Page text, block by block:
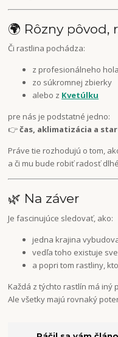
🌍 Rôzny pôvod,
Či rastlina pochádza:
z profesionálneho
zo súkromnej zbierky
alebo z Kvetúlku
pre nás je podstatné jedno:
👉čas, aklimatizácia a
Práve tie rozhodujú o tom,
a či mu bude robiť radosť
🌿 Na záver
Je fascinujúce sledovať, ako:
jedna krajina
vedľa toho existuje
a popri tom rastliny,
Každá z týchto rastlín má iný
Ale všetky majú rovnaký